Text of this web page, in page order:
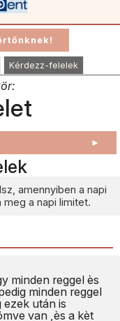
Kérdezz-felelek
►
amennyiben a napi
a napi limitet.
minden reggel ès
minden reggel
ezek után is
van ,ès a kèt